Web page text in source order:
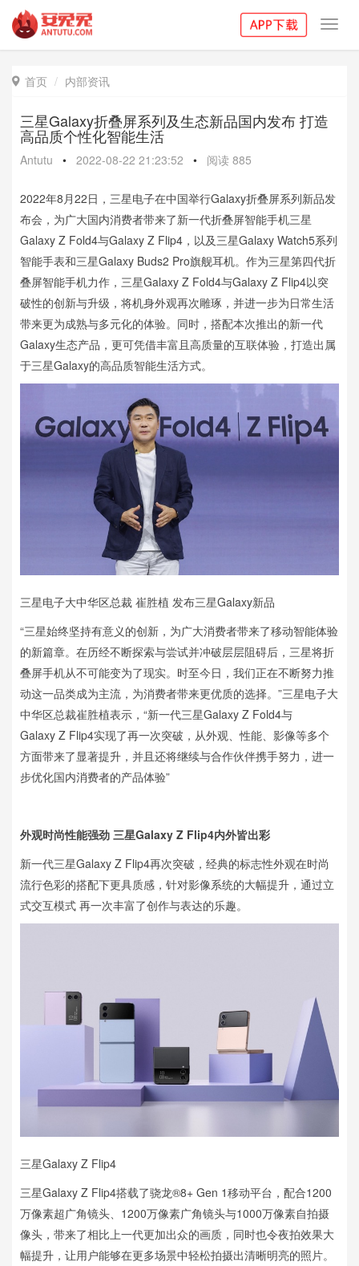
 首页 内部资讯
三星Galaxy折叠屏系列及生态新品国内发布 打造
高品质个性化智能生活
Antutu • 2022-08-22 21:23:52 • 阅读 885
2022年8月22日，三星电子在中国举行Galaxy折叠屏系列新品发
布会，为广大国内消费者带来了新一代折叠屏智能手机三星
Galaxy Z Fold4与Galaxy Z Flip4，以及三星Galaxy Watch5系列
智能手表和三星Galaxy Buds2 Pro旗舰耳机。作为三星第四代折
叠屏智能手机力作，三星Galaxy Z Fold4与Galaxy Z Flip4以突
破性的创新与升级，将机身外观再次雕琢，并进一步为日常生活
带来更为成熟与多元化的体验。同时，搭配本次推出的新一代
Galaxy生态产品，更可凭借丰富且高质量的互联体验，打造出属
于三星Galaxy的高品质智能生活方式。
三星电子大中华区总裁 崔胜植 发布三星Galaxy新品
“三星始终坚持有意义的创新，为广大消费者带来了移动智能体验
的新篇章。在历经不断探索与尝试并冲破层层阻碍后，三星将折
叠屏手机从不可能变为了现实。时至今日，我们正在不断努力推
动这一品类成为主流，为消费者带来更优质的选择。”三星电子大
中华区总裁崔胜植表示，“新一代三星Galaxy Z Fold4与
Galaxy Z Flip4实现了再一次突破，从外观、性能、影像等多个
方面带来了显著提升，并且还将继续与合作伙伴携手努力，进一
步优化国内消费者的产品体验”
外观时尚性能强劲 三星Galaxy Z Flip4内外皆出彩
新一代三星Galaxy Z Flip4再次突破，经典的标志性外观在时尚
流行色彩的搭配下更具质感，针对影像系统的大幅提升，通过立
式交互模式 再一次丰富了创作与表达的乐趣。
三星Galaxy Z Flip4
三星Galaxy Z Flip4搭载了骁龙®8+ Gen 1移动平台，配合1200
万像素超广角镜头、1200万像素广角镜头与1000万像素自拍摄
像头，带来了相比上一代更加出众的画质，同时也令夜拍效果大
幅提升，让用户能够在更多场景中轻松拍摄出清晰明亮的照片。